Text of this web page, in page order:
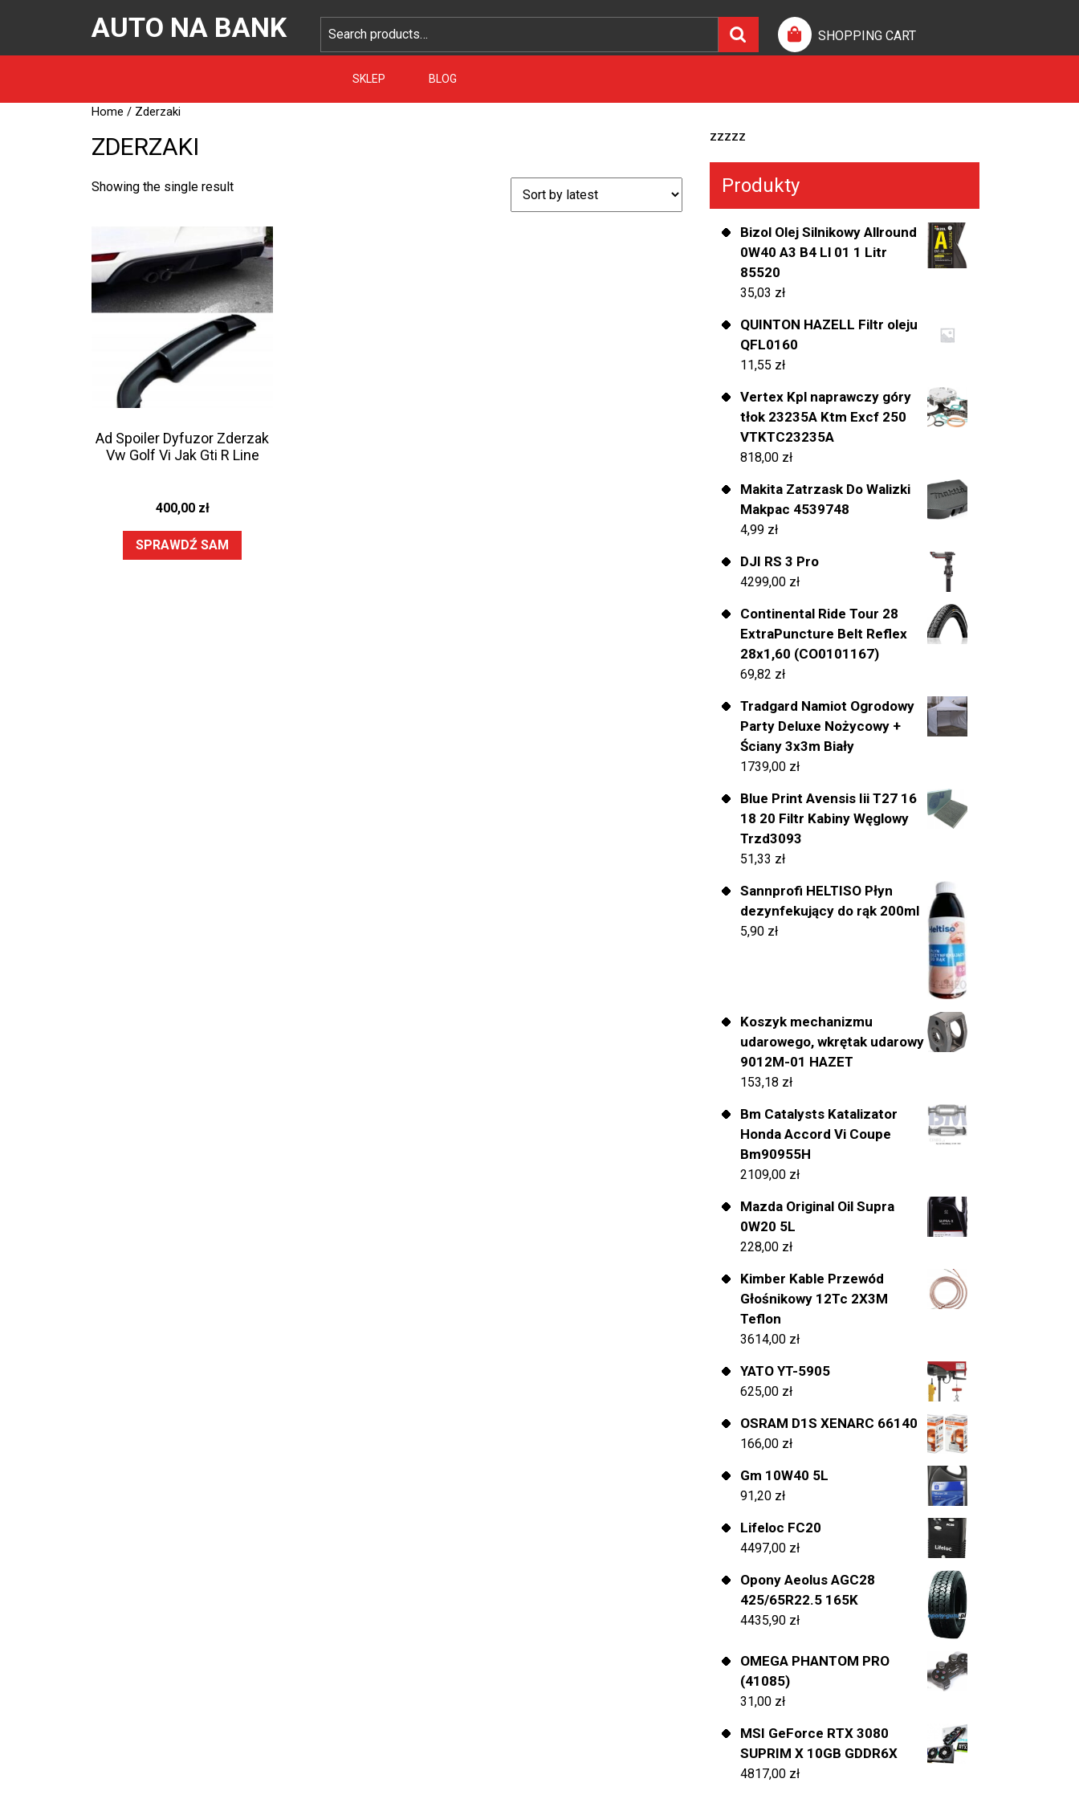
AUTO NA BANK SHOPPING CART
SKLEP BLOG
Home / Zderzaki
ZDERZAKI
Showing the single result
Ad Spoiler Dyfuzor Zderzak
Vw Golf Vi Jak Gti R Line
400,00 zł
SPRAWDŹ SAM
zzzzz
Produkty
Bizol Olej Silnikowy Allround
0W40 A3 B4 Ll 01 1 Litr
85520
35,03 zł
QUINTON HAZELL Filtr oleju
QFL0160
11,55 zł
Vertex Kpl naprawczy góry
tłok 23235A Ktm Excf 250
VTKTC23235A
818,00 zł
Makita Zatrzask Do Walizki
Makpac 4539748
4,99 zł
DJI RS 3 Pro
4299,00 zł
Continental Ride Tour 28
ExtraPuncture Belt Reflex
28x1,60 (CO0101167)
69,82 zł
Tradgard Namiot Ogrodowy
Party Deluxe Nożycowy +
Ściany 3x3m Biały
1739,00 zł
Blue Print Avensis Iii T27 16
18 20 Filtr Kabiny Węglowy
Trzd3093
51,33 zł
Sannprofi HELTISO Płyn
dezynfekujący do rąk 200ml
5,90 zł
Koszyk mechanizmu
udarowego, wkrętak udarowy
9012M-01 HAZET
153,18 zł
Bm Catalysts Katalizator
Honda Accord Vi Coupe
Bm90955H
2109,00 zł
Mazda Original Oil Supra
0W20 5L
228,00 zł
Kimber Kable Przewód
Głośnikowy 12Tc 2X3M
Teflon
3614,00 zł
YATO YT-5905
625,00 zł
OSRAM D1S XENARC 66140
166,00 zł
Gm 10W40 5L
91,20 zł
Lifeloc FC20
4497,00 zł
Opony Aeolus AGC28
425/65R22.5 165K
4435,90 zł
OMEGA PHANTOM PRO
(41085)
31,00 zł
MSI GeForce RTX 3080
SUPRIM X 10GB GDDR6X
4817,00 zł